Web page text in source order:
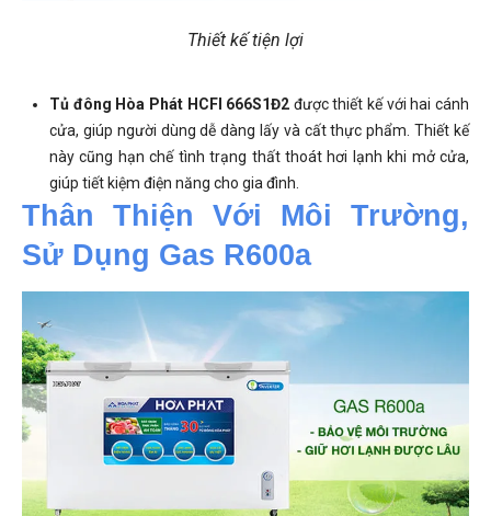
Thiết kế tiện lợi
Tủ đông Hòa Phát HCFI 666S1Đ2 được thiết kế với hai cánh
cửa, giúp người dùng dễ dàng lấy và cất thực phẩm. Thiết kế
này cũng hạn chế tình trạng thất thoát hơi lạnh khi mở cửa,
giúp tiết kiệm điện năng cho gia đình.
Thân Thiện Với Môi Trường,
Sử Dụng Gas R600a